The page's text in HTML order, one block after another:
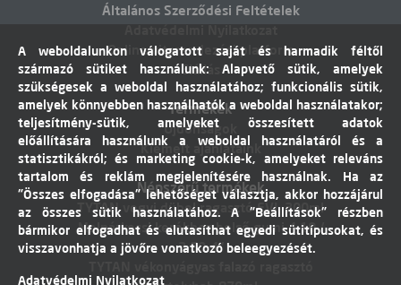
Általános Szerződési Feltételek
Online vitarendezési platform
Elállás
Termékek
Újdonságok
Kiemelt ajánlataink
Népszerű termékek
TYTAN vegyi dübel ragasztó EVI. 300ml
Molnárkocsi kerékhez belső gumi 4,10 /
3,50-4"
A weboldalunkon válogatott saját és harmadik féltől
származó sütiket használunk: Alapvető sütik, amelyek
szükségesek a weboldal használatához; funkcionális sütik,
amelyek könnyebben használhatók a weboldal használatakor;
teljesítmény-sütik, amelyeket összesített adatok
előállítására használunk a weboldal használatáról és a
statisztikákról; és marketing cookie-k, amelyeket releváns
tartalom és reklám megjelenítésére használnak. Ha az
"Összes elfogadása" lehetőséget választja, akkor hozzájárul
az összes sütik használatához. A "Beállítások" részben
bármikor elfogadhat és elutasíthat egyedi sütitípusokat, és
visszavonhatja a jövőre vonatkozó beleegyezését.
Adatvédelmi Nyilatkozat